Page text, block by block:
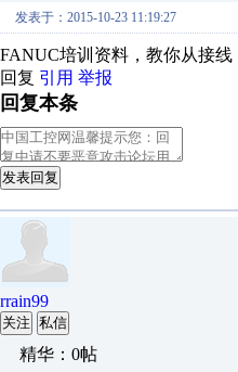
发表于：2015-10-23 11:19:27
FANUC培训资料，教你从接
回复 引用 举报
回复本条
发表回复
rrain99
关注 私信
精华：0帖